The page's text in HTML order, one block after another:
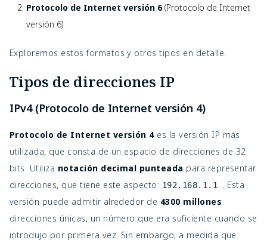
Protocolo de Internet versión 6(Protocolo de Internet
versión 6)
Exploremos estos formatos y otros tipos en detalle.
Tipos de direcciones IP
IPv4 (Protocolo de Internet versión 4)
Protocolo de Internet versión 4 es la versión IP más
utilizada, que consta de un espacio de direcciones de 32
bits. Utiliza notación decimal punteada para representar
direcciones, que tiene este aspecto: 192.168.1.1
. Esta
versión puede admitir alrededor de 4300 millones
direcciones únicas, un número que era suficiente cuando se
introdujo por primera vez. Sin embargo, a medida que